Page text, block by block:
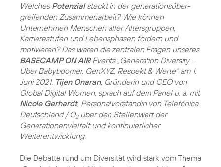
Welches Potenzialsteckt in der generations­über­
greifenden Zusammenarbeit? Wie können
Unternehmen Menschen aller Altersgruppen,
Karrierestufen und Lebensphasen fördern und
motivieren? Das waren die zentralen Fragen unseres
BASECAMP ON AIREvents „Generation Diversity –
Über Babyboomer, GenXYZ, Respekt & Werte“ am 1.
Juni 2021. Tijen Onaran, Gründerin und CEO von
Global Digital Women, sprach auf dem Panel u. a. mit
Nicole Gerhardt, Personalvorständin von Telefónica
Deutschland / O2über den Stellenwert der
Generationenvielfalt und kontinuierlicher
Weiterentwicklung.
Die Debatte rund um Diversität wird stark vom Thema